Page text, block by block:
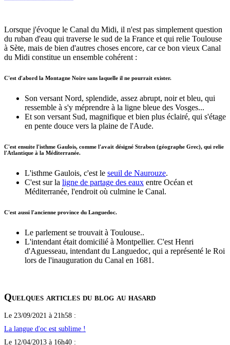
Lorsque j'évoque le Canal du Midi, il n'est pas simplement question
du ruban d'eau qui traverse le sud de la France et qui relie Toulouse
à Sète, mais de bien d'autres choses encore, car ce bon vieux Canal
du Midi constitue un ensemble cohérent :
C'est d'abord la Montagne Noire sans laquelle il ne pourrait exister.
Son versant Nord, splendide, assez abrupt, noir et bleu, qui
ressemble à s'y méprendre à la ligne bleue des Vosges...
Et son versant Sud, magnifique et bien plus éclairé, qui s'étage
en pente douce vers la plaine de l'Aude.
C'est ensuite l'isthme Gaulois, comme l'avait désigné Strabon (géographe Grec), qui relie
l'Atlantique à la Méditerranée.
L'isthme Gaulois, c'est le seuil de Naurouze.
C'est sur la ligne de partage des eaux entre Océan et
Méditerranée, l'endroit où culmine le Canal.
C'est aussi l'ancienne province du Languedoc.
Le parlement se trouvait à Toulouse..
L'intendant était domicilié à Montpellier. C'est Henri
d'Aguesseau, intendant du Languedoc, qui a représenté le Roi
lors de l'inauguration du Canal en 1681.
Quelques articles du blog au hasard
Le 23/09/2021 à 21h58 :
La langue d'oc est sublime !
Le 12/04/2013 à 16h40 :